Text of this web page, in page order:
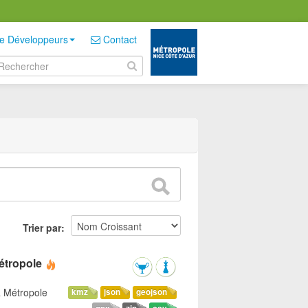
Développeurs Contact
Trier par
geojson
json
kmz
Métropole